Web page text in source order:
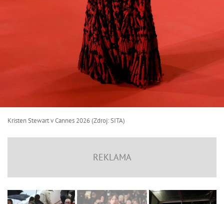
Kristen Stewart v Cannes 2026 (Zdroj: SITA)